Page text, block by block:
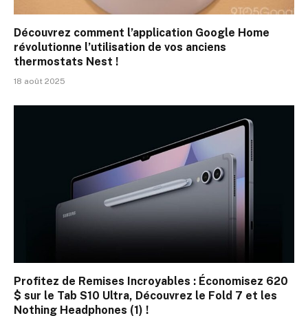
Découvrez comment l’application Google Home
révolutionne l’utilisation de vos anciens
thermostats Nest !
18 août 2025
Profitez de Remises Incroyables : Économisez 620
$ sur le Tab S10 Ultra, Découvrez le Fold 7 et les
Nothing Headphones (1) !